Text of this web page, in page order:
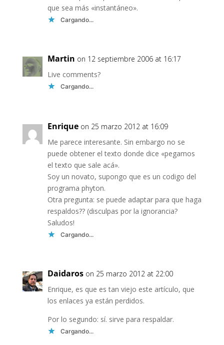
que sea más «instantáneo».
Cargando...
Martin on 12 septiembre 2006 at 16:17
Live comments?
Cargando...
Enrique on 25 marzo 2012 at 16:09
Me parece interesante. Sin embargo no se
puede obtener el texto donde dice «pegamos
el texto que sale acá».
Soy un novato, supongo que es un codigo del
programa phyton.
Otra pregunta: se puede adaptar para que haga
respaldos?? (disculpas por la ignorancia?
Saludos!
Cargando...
Daidaros on 25 marzo 2012 at 22:00
Enrique, es que es tan viejo este artículo, que
los enlaces ya están perdidos.
Por lo segundo: sí­. sirve para respaldar.
Cargando...